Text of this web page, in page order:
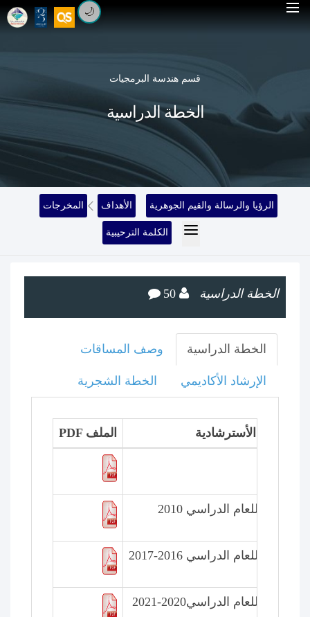
🌙
قسم هندسة البرمجيات
الخطة الدراسية
المخرجات الأهداف الرؤيا والرسالة والقيم الجوهرية
الكلمة الترحيبية
الخطة الدراسية 50
الخطة الدراسية وصف المساقات
الإرشاد الأكاديمي الخطة الشجرية
PDF الملف الخطة الأسترشادية
للعام الدراسي 2010
للعام الدراسي 2016-2017
للعام الدراسي2020-2021